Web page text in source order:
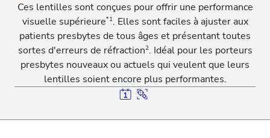
Ces lentilles sont conçues pour offrir une performance
visuelle supérieure*1. Elles sont faciles à ajuster aux
patients presbytes de tous âges et présentant toutes
sortes d'erreurs de réfraction2. Idéal pour les porteurs
presbytes nouveaux ou actuels qui veulent que leurs
lentilles soient encore plus performantes.